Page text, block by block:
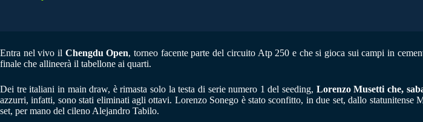
Entra nel vivo il Chengdu Open, torneo facente parte del circuito Atp 250 e che si gioca sui campi in
finale che allineerà il tabellone ai quarti.
Dei tre italiani in main draw, è rimasta solo la testa di serie numero 1 del seeding, Lorenzo Musetti che,
azzurri, infatti, sono stati eliminati agli ottavi. Lorenzo Sonego è stato sconfitto, in due set, dallo
set, per mano del cileno Alejandro Tabilo.